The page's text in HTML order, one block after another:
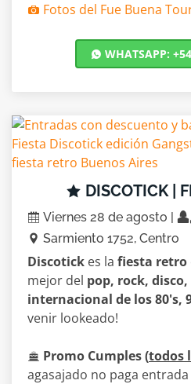
Fotos del Fue Buena
WHATSAPP:
DISCOTICK |
Viernes 28 de agosto |
Sarmiento 1752, Centro
Discotick es la fiesta retro
mejor del pop, rock,
internacional de los 80's,
venir lookeado!
Promo Cumples (todos
agasajado no paga